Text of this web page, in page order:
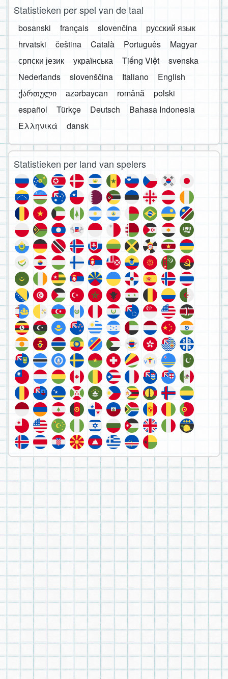
Statistieken per spel van de taal
bosanski français slovenčina
русский язык
hrvatski
čeština Català Português
Magyar
српски језик
українська Tiếng Việt
svenska
Nederlands
slovenščina Italiano
English
ქართული
azərbaycan română
polski
español
Türkçe Deutsch
Bahasa Indonesia
Ελληνικά
dansk
Statistieken per land van spelers